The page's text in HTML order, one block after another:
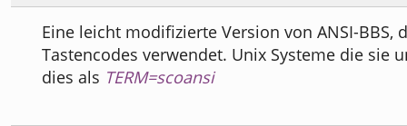
Eine leicht modifizierte Version von ANSI-BBS,
Tastencodes verwendet. Unix Systeme die sie
dies als TERM=scoansi